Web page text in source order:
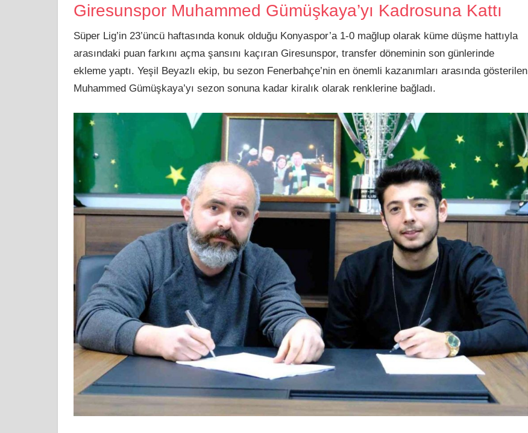
Giresunspor Muhammed Gümüşkaya’yı Kadrosuna Kattı
Süper Lig’in 23’üncü haftasında konuk olduğu Konyaspor’a 1-0 mağlup olarak küme düşme hattıyla
arasındaki puan farkını açma şansını kaçıran Giresunspor, transfer döneminin son günlerinde
ekleme yaptı. Yeşil Beyazlı ekip, bu sezon Fenerbahçe’nin en önemli kazanımları arasında gösterilen
Muhammed Gümüşkaya’yı sezon sonuna kadar kiralık olarak renklerine bağladı.